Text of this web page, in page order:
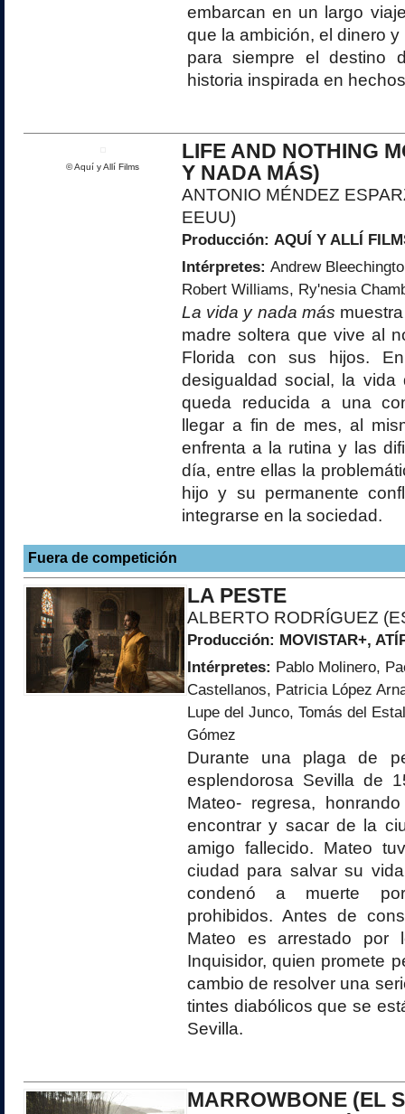
embarcan en un largo
que la ambición, el dinero
para siempre el destino
historia inspirada en
© Aquí y Allí Films
LIFE AND NOTHING
Y NADA MÁS)
ANTONIO MÉNDEZ
EEUU)
Producción: AQUÍ Y ALLÍ
Intérpretes: Andrew
Robert Williams, Ry'nesia
La vida y nada más
madre soltera que vive al
Florida con sus hijos.
desigualdad social, la vida
queda reducida a una
llegar a fin de mes, al
enfrenta a la rutina y las
día, entre ellas la
hijo y su permanente
integrarse en la sociedad.
Fuera de competición
LA PESTE
ALBERTO RODRÍGUEZ
Producción: MOVISTAR+,
Intérpretes: Pablo Molinero,
Castellanos, Patricia López
Lupe del Junco, Tomás del
Gómez
Durante una plaga de
esplendorosa Sevilla de
Mateo- regresa,
encontrar y sacar de la
amigo fallecido. Mateo
ciudad para salvar su
condenó a muerte
prohibidos. Antes de
Mateo es arrestado por
Inquisidor, quien promete
cambio de resolver una
tintes diabólicos que se
Sevilla.
MARROWBONE (EL